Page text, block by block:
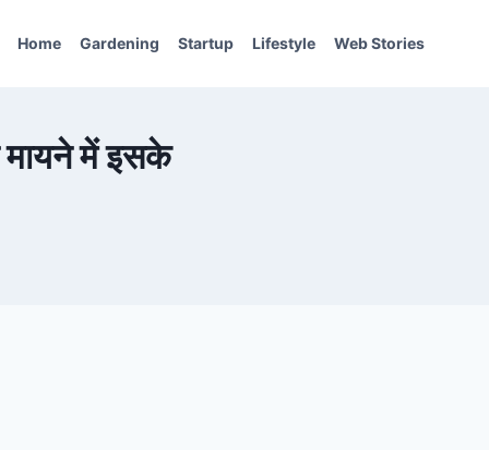
Home Gardening Startup Lifestyle Web Stories
मायने में इसके